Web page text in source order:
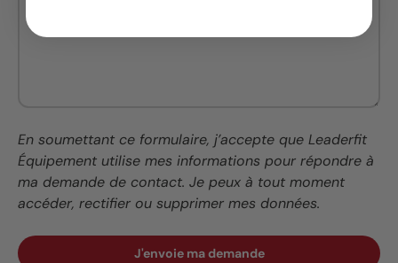
En soumettant ce formulaire, j’accepte que Leaderfit
Équipement utilise mes informations pour répondre à
ma demande de contact. Je peux à tout moment
accéder, rectifier ou supprimer mes données.
J'envoie ma demande